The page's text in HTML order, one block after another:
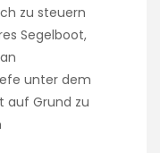
zu steuern
Segelboot,
unter dem
auf Grund zu